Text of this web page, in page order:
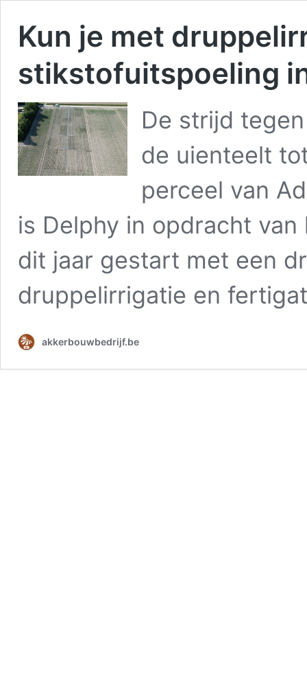
Kun je met
stikstofuitspoeling
De strijd
de uienteelt
perceel van
is Delphy in opdracht
dit jaar gestart met een
druppelirrigatie en
akkerbouwbedrijf.be